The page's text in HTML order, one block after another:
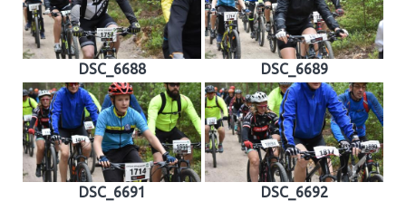
DSC_6688 DSC_6689
DSC_6691 DSC_6692